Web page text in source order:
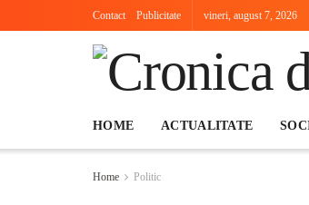
Contact Publicitate vineri, august 7, 2026
HOME ACTUALITATE
Home Politic